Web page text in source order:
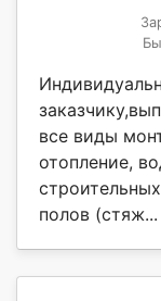
все виды
отопление,
полов (стяж...